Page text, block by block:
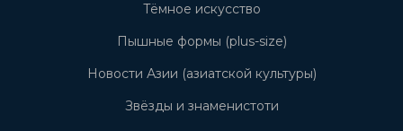
Тёмное искусство
Пышные формы (plus-size)
Новости Азии (азиатской культуры)
Звёзды и знаменистоти